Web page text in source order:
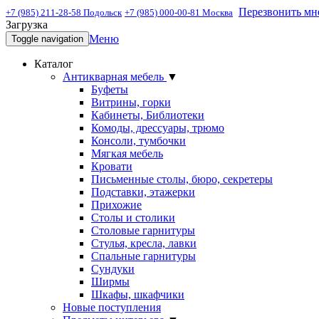
+7 (985) 211-28-58 Подольск +7 (985) 000-00-81 Москва Перезвонить
Загрузка
Toggle navigation Меню
Каталог
Антикварная мебель ▼
Буфеты
Витрины, горки
Кабинеты, Библиотеки
Комоды, дрессуары, трюмо
Консоли, тумбочки
Мягкая мебель
Кровати
Письменные столы, бюро, секретеры
Подставки, этажерки
Прихожие
Столы и столики
Столовые гарнитуры
Стулья, кресла, лавки
Спальные гарнитуры
Сундуки
Ширмы
Шкафы, шкафчики
Новые поступления